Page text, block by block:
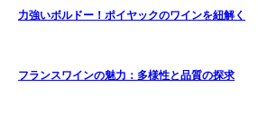
力強いボルドー！ポイヤックのワインを紐解く
フランスワインの魅力：多様性と品質の探求